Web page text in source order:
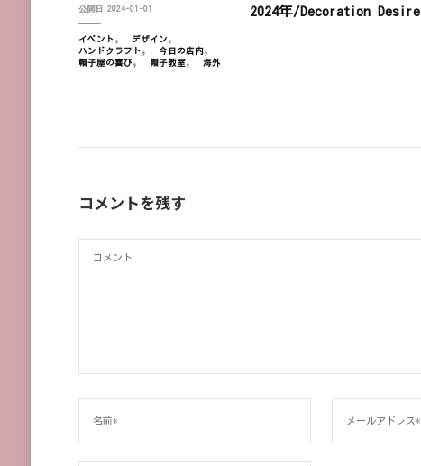
公開日 2024-01-01
イベント
デザイン
ハンドクラフト
今日の店内
帽子屋の喜び
帽子教室 海外
2024年/Decoration Desire
コメントを残す